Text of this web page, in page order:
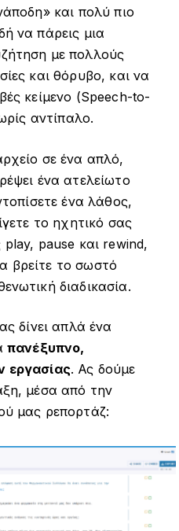
και πολύ πιο
να πάρεις μια
με πολλούς
και θόρυβο, και να
κείμενο (Speech-to-
αντίπαλο.
σε ένα απλό,
ένα ατελείωτο
ένα λάθος,
το ηχητικό σας
pause και rewind,
βρείτε το σωστό
διαδικασία.
δίνει απλά ένα
πανέξυπνο,
εργασίας. Ας δούμε
μέσα από την
μας ρεπορτάζ: